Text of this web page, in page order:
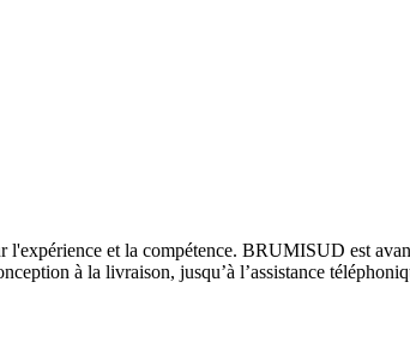
et la compétence. BRUMISUD est
à la livraison, jusqu’à l’assistance